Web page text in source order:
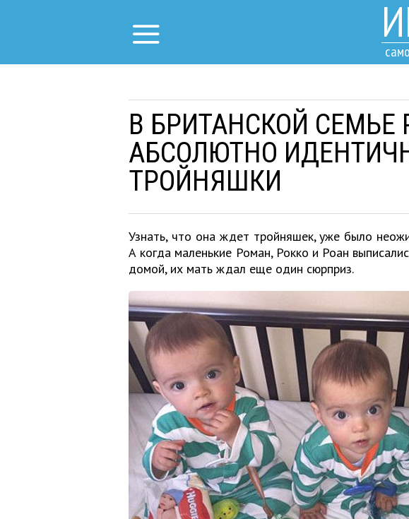
В БРИТАНСКОЙ СЕМЬЕ
АБСОЛЮТНО
ТРОЙНЯШКИ
Узнать, что она ждет тройняшек, уже было
А когда маленькие Роман, Рокко и Роан
домой, их мать ждал еще один сюрприз.